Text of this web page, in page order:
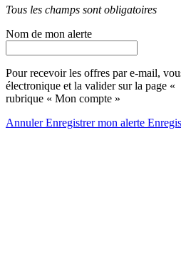
Tous les champs sont obligatoires
Nom de mon alerte
Pour recevoir les offres par e-mail,
électronique et la valider sur la page «
rubrique « Mon compte »
AnnulerEnregistrer mon alerte